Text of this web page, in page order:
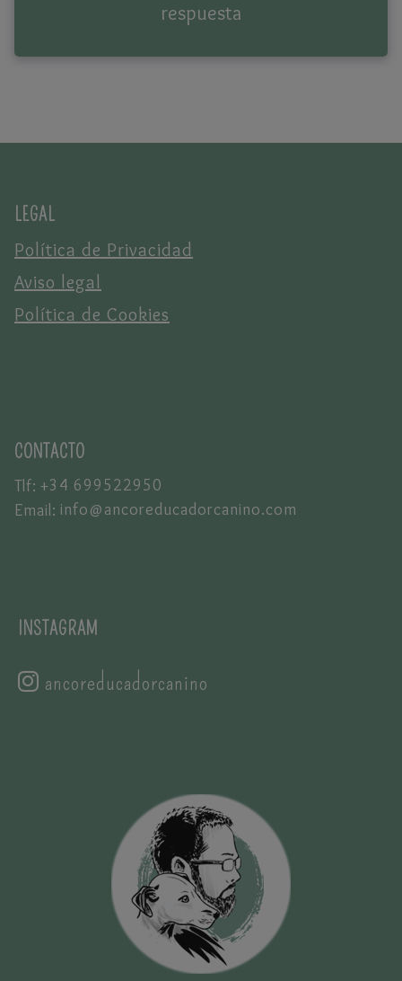
respuesta
LEGAL
Política de Privacidad
Aviso legal
Política de Cookies
CONTACTO
Tlf: +34 699522950
Email: info@ancoreducadorcanino.com
INSTAGRAM
ancoreducadorcanino